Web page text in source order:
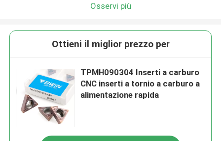
Osservi più
Ottieni il miglior prezzo per
TPMH090304 Inserti a carburo
CNC inserti a tornio a carburo a
alimentazione rapida